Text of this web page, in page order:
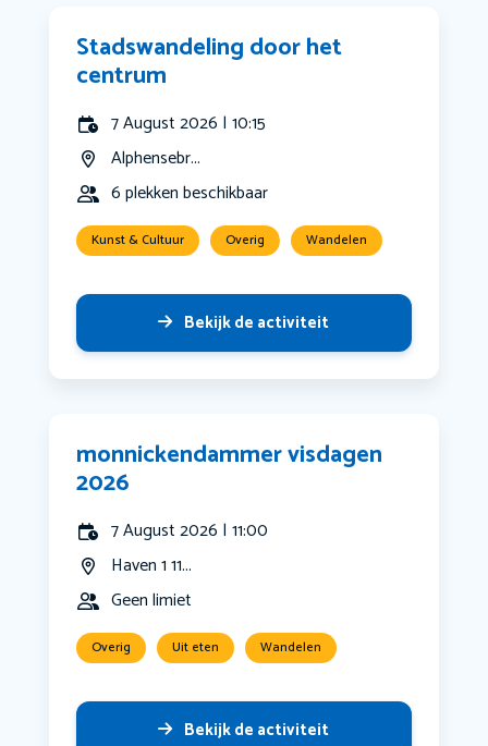
Stadswandeling door het
centrum
7 August 2026 | 10:15
Alphensebr...
6 plekken beschikbaar
Kunst & Cultuur Overig Wandelen
Bekijk de activiteit
monnickendammer visdagen
2026
7 August 2026 | 11:00
Haven 1 11...
Geen limiet
Overig Uit eten Wandelen
Bekijk de activiteit